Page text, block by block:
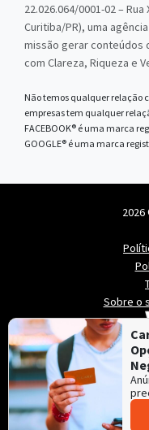
22.026.064/0001-02 –
Curitiba/PR), uma
missão gerar conteúdos
com Clareza, Riqueza e
Não temos qualquer relação
empresas tem qualquer
FACEBOOK® é uma marca
GOOGLE® é uma marca
2026
Sobre o
Educação na Mão